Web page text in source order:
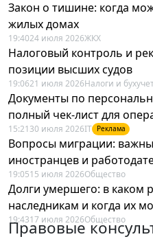
Закон о тишине: когда
жилых домах
19:4024 июля 2026ЖКХ
Налоговый контроль и
позиции высших судов
19:0621 июля 2026Налоги и
Документы по
полный чек-лист для
15:21 30 июля 2026IT Реклама
Вопросы миграции:
иностранцев и
19:0515 июля 2026Общество
Долги умершего: в каком
наследникам и когда их
19:4317 июля 2026Общество
Правовые